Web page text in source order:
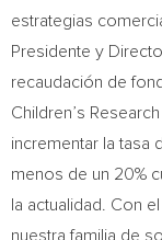
estrategias
Presidente y
recaudación de
Children’s
incrementar la tasa
menos de un 20%
la actualidad. Con
nuestra familia de